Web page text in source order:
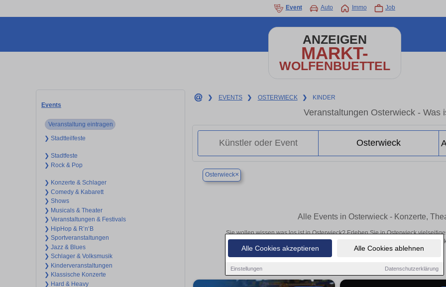
Alle Cookies akzeptieren Alle Cookies ablehnen
Einstellungen Datenschutzerklärung
Event Auto Immo Job
ANZEIGEN
MARKT-
WOLFENBUETTEL
Events
Veranstaltung eintragen
❯ Stadtteilfeste
❯ Stadtfeste
❯ Rock & Pop
❯ Konzerte & Schlager
❯ Comedy & Kabarett
❯ Shows
❯ Musicals & Theater
❯ Veranstaltungen & Festivals
❯ HipHop & R’n‘B
❯ Sportveranstaltungen
❯ Jazz & Blues
❯ Schlager & Volksmusik
❯ Kinderveranstaltungen
❯ Klassische Konzerte
❯ Hard & Heavy
❯ EVENTS ❯ OSTERWIECK ❯ KINDER
Veranstaltungen Osterwieck - Was
Osterwieck×
Alle Events in Osterwieck - Konzerte,
Sie wollen wissen was los ist in Osterwieck? Erleben Sie in Osterwieck
Theateraufführungen oder aufregende Veranstaltungen in